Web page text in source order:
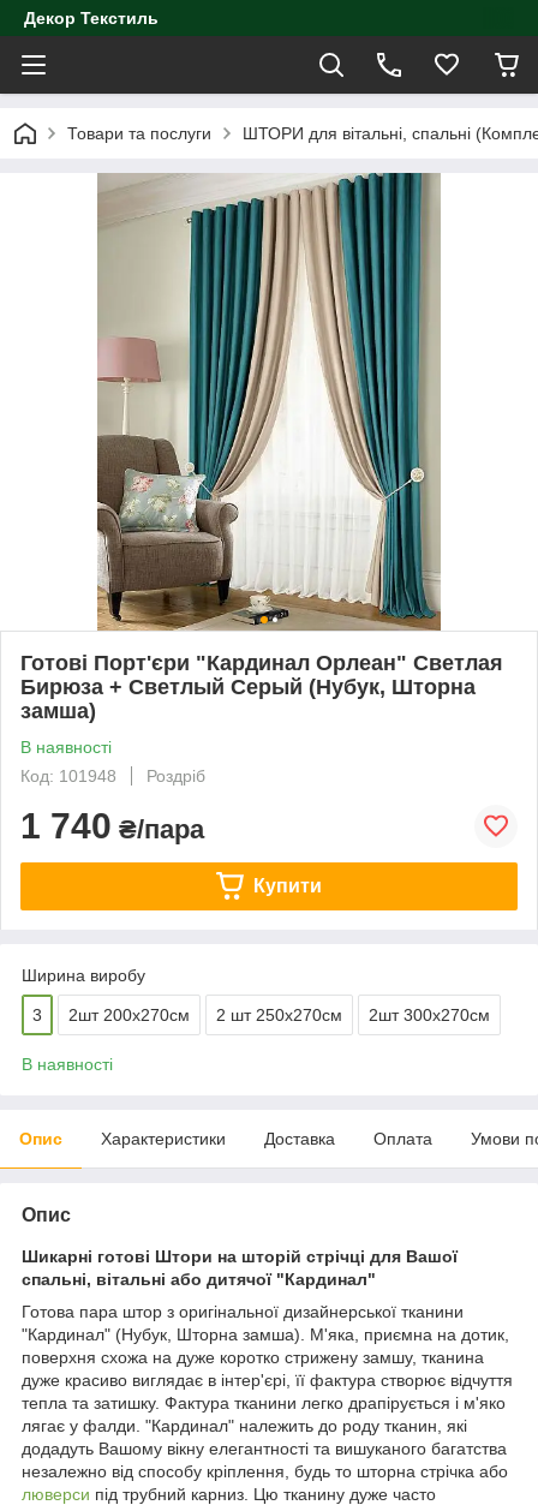
Декор Текстиль
Товари та послуги ШТОРИ для вітальні, спальні
Готові Порт'єри "Кардинал Орлеан" Светлая
Бирюза + Светлый Серый (Нубук, Шторна
замша)
В наявності
Код: 101948
Роздріб
1 740 ₴/пара
Купити
Ширина виробу
3 2шт 200х270см 2 шт 250х270см 2шт 300х270см
В наявності
Опис Характеристики Доставка Оплата Умови
Опис
Шикарні готові Штори на шторій стрічці для Вашої
спальні, вітальні або дитячої "Кардинал"
Готова пара штор з оригінальної дизайнерської тканини
"Кардинал" (Нубук, Шторна замша). М'яка, приємна на дотик,
поверхня схожа на дуже коротко стрижену замшу, тканина
дуже красиво виглядає в інтер'єрі, її фактура створює відчуття
тепла та затишку. Фактура тканини легко драпірується і м'яко
лягає у фалди. "Кардинал" належить до роду тканин, які
додадуть Вашому вікну елегантності та вишуканого багатства
незалежно від способу кріплення, будь то шторна стрічка або
люверси під трубний карниз. Цю тканину дуже часто